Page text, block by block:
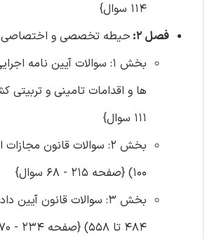
114 سوال}
فصل 2:
حیطه تخصصی و اختصاصی
بخش 1: سوالات آیین نامه
111 سوال}
100) {صفحه 215 - 68 سوال}
بخش 3: سوالات قانون
484 تا 558) {صفحه 234 - 70 سوال}